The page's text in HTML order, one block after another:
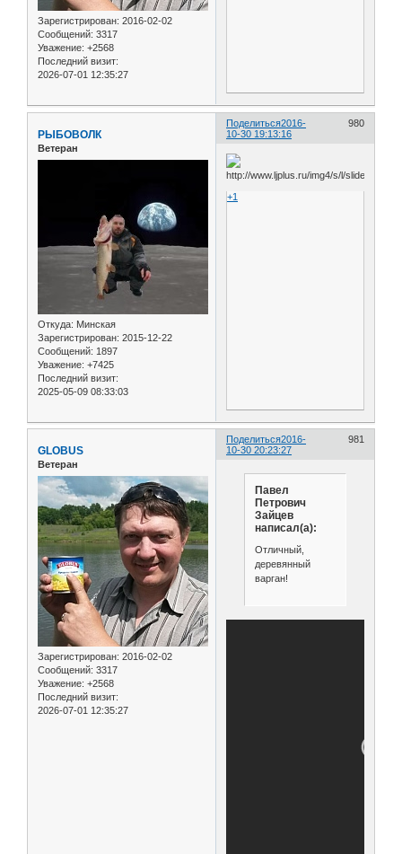
Зарегистрирован: 2016-02-02
Сообщений: 3317
Уважение: +2568
Последний визит:
2026-07-01 12:35:27
Поделиться 980
2016-
10-30 19:13:16
РЫБОВОЛК
Ветеран
Откуда: Минская
Зарегистрирован: 2015-12-22
Сообщений: 1897
Уважение: +7425
Последний визит:
2025-05-09 08:33:03
+1
Поделиться 981
2016-
10-30 20:23:27
GLOBUS
Ветеран
Зарегистрирован: 2016-02-02
Сообщений: 3317
Уважение: +2568
Последний визит:
2026-07-01 12:35:27
Павел
Петрович
Зайцев
написал(а):
Отличный,
деревянный
варган!